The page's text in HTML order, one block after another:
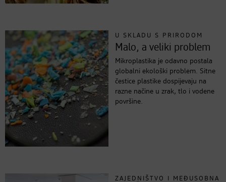
U SKLADU S PRIRODOM
Malo, a veliki problem
Mikroplastika je odavno postala
globalni ekološki problem. Sitne
čestice plastike dospijevaju na
razne načine u zrak, tlo i vodene
površine.
ZAJEDNIŠTVO I MEĐUSOBNA